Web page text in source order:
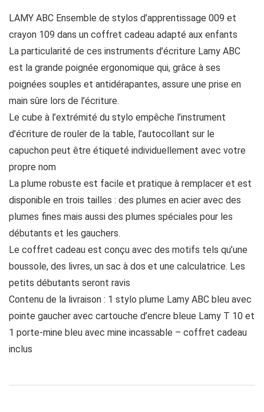
LAMY ABC Ensemble de stylos d’apprentissage 009 et
crayon 109 dans un coffret cadeau adapté aux enfants
La particularité de ces instruments d’écriture Lamy ABC
est la grande poignée ergonomique qui, grâce à ses
poignées souples et antidérapantes, assure une prise en
main sûre lors de l’écriture.
Le cube à l’extrémité du stylo empêche l’instrument
d’écriture de rouler de la table, l’autocollant sur le
capuchon peut être étiqueté individuellement avec votre
propre nom
La plume robuste est facile et pratique à remplacer et est
disponible en trois tailles : des plumes en acier avec des
plumes fines mais aussi des plumes spéciales pour les
débutants et les gauchers.
Le coffret cadeau est conçu avec des motifs tels qu’une
boussole, des livres, un sac à dos et une calculatrice. Les
petits débutants seront ravis
Contenu de la livraison : 1 stylo plume Lamy ABC bleu avec
pointe gaucher avec cartouche d’encre bleue Lamy T 10 et
1 porte-mine bleu avec mine incassable – coffret cadeau
inclus